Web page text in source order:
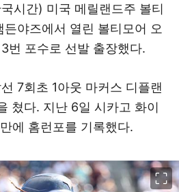
시간) 미국 메릴랜드주 볼티
야즈에서 열린 볼티모어 오
번 포수로 선발 출장했다.
7회초 1아웃 마커스 디플랜
쳤다. 지난 6일 시카고 화이
에 홈런포를 기록했다.